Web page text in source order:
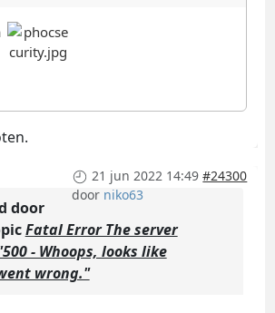
21 jun 2022 14:49 #24300
door niko63
door
Fatal Error The server
- Whoops, looks like
wrong."